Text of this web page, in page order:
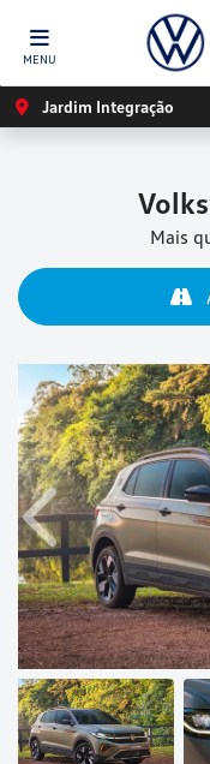
MENU
Jardim Integração
Mais
Anterior